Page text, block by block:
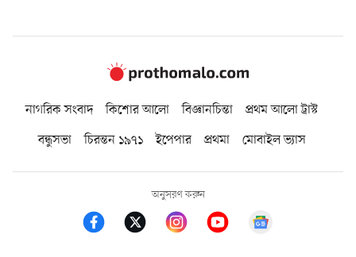
নাগরিক সংবাদ কিশোর আলো বিজ্ঞানচিন্তা
প্রথম আলো ট্রাস্ট
বন্ধুসভা
চিরন্তন ১৯৭১ ইপেপার প্রথমা মোবাইল ভ্যাস
অনুসরণ করুন